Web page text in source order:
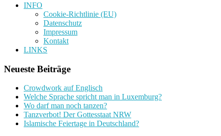
INFO
Cookie-Richtlinie (EU)
Datenschutz
Impressum
Kontakt
LINKS
Neueste Beiträge
Crowdwork auf Englisch
Welche Sprache spricht man in Luxemburg?
Wo darf man noch tanzen?
Tanzverbot! Der Gottesstaat NRW
Islamische Feiertage in Deutschland?